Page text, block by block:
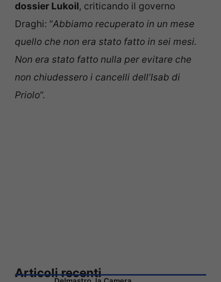
dossier Lukoil, criticando il governo
Draghi: “Abbiamo recuperato in un mese
quello che non era stato fatto in sei mesi.
Non era stato fatto nulla per evitare che
non chiudessero i cancelli dell’Isab di
Priolo“.
Articoli recenti